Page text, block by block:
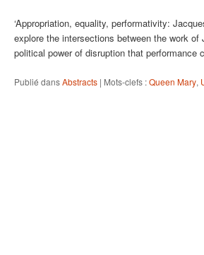
‘Appropriation, equality, performativity:
explore the intersections between the work
political power of disruption that
Publié dansAbstracts | Mots-clefs :Queen Mary,